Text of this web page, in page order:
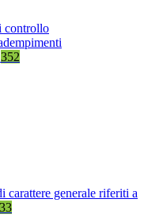
controllo
352
carattere generale riferiti a
33